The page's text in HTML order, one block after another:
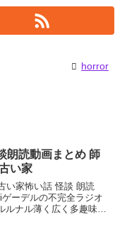
horror
朗読動画まとめ 師
い家
い家怖い話 怪談 朗読
ーデルの不完全ラジオ
ルナル薄く広く多趣味な